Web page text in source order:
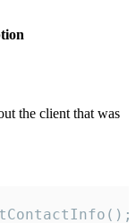
the client that was